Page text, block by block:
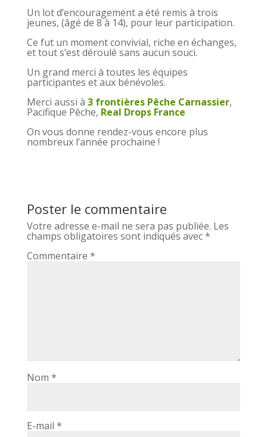
Un lot d’encouragement a été remis à trois
jeunes, (âgé de 8 à 14), pour leur participation.
Ce fut un moment convivial, riche en échanges,
et tout s’est déroulé sans aucun souci.
Un grand merci à toutes les équipes
participantes et aux bénévoles.
Merci aussi à 3 frontières Pêche Carnassier,
Pacifique Pêche, Real Drops France
On vous donne rendez-vous encore plus
nombreux l’année prochaine !
Poster le commentaire
Votre adresse e-mail ne sera pas publiée. Les
champs obligatoires sont indiqués avec*
Commentaire *
Nom *
E-mail *